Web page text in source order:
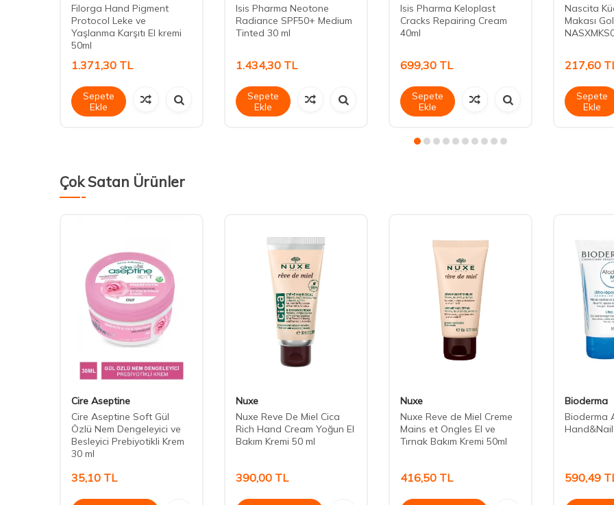
Filorga Hand Pigment
Protocol Leke ve
Yaşlanma Karşıtı El kremi
50ml
1.371,30 TL
Sepete
Ekle
Isis Pharma Neotone
Radiance SPF50+ Medium
Tinted 30 ml
1.434,30 TL
Sepete
Ekle
Isis Pharma Keloplast
Cracks Repairing Cream
40ml
699,30 TL
Sepete
Ekle
Nascita
Makası
217,60
Sepete
Ekle
Çok Satan Ürünler
Cire Aseptine
Cire Aseptine Soft Gül
Özlü Nem Dengeleyici ve
Besleyici Prebiyotikli Krem
30 ml
35,10 TL
Nuxe
Nuxe Reve De Miel Cica
Rich Hand Cream Yoğun El
Bakım Kremi 50 ml
390,00 TL
Nuxe
Nuxe Reve de Miel Creme
Mains et Ongles El ve
Tırnak Bakım Kremi 50ml
416,50 TL
Bioderma
Bioderma
590,49